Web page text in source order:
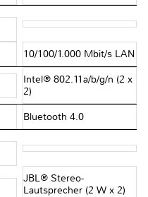
10/100/1.000 Mbit/s LAN
Intel® 802.11a/b/g/n (2 x
2)
Bluetooth 4.0
JBL® Stereo-
Lautsprecher (2 W x 2)